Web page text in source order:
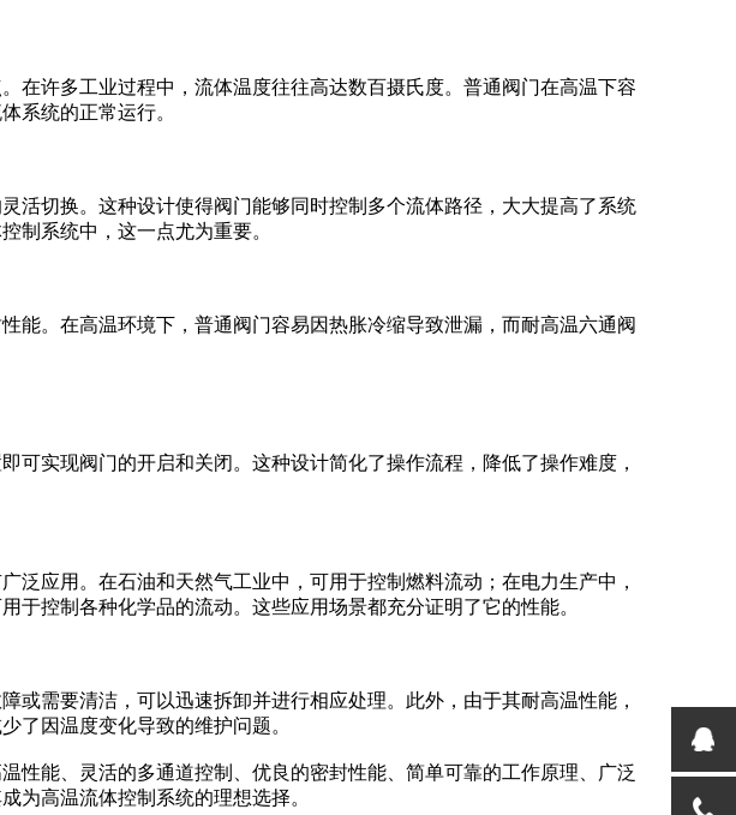
在许多工业过程中，流体温度往往高达数百摄氏度。普通阀门在高温下容
系统的正常运行。
活切换。这种设计使得阀门能够同时控制多个流体路径，大大提高了系统
制系统中，这一点尤为重要。
能。在高温环境下，普通阀门容易因热胀冷缩导致泄漏，而耐高温六通阀
实现阀门的开启和关闭。这种设计简化了操作流程，降低了操作难度，
应用。在石油和天然气工业中，可用于控制燃料流动；在电力生产中，
于控制各种化学品的流动。这些应用场景都充分证明了它的性能。
需要清洁，可以迅速拆卸并进行相应处理。此外，由于其耐高温性能，
了因温度变化导致的维护问题。
性能、灵活的多通道控制、优良的密封性能、简单可靠的工作原理、广泛
为高温流体控制系统的理想选择。